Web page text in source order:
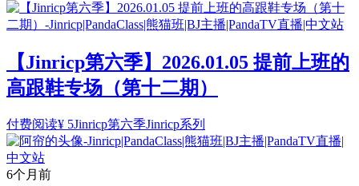
【Jinricp第六季】2026.01.05 提前上班的
高跟鞋专场（第十二期）
付费阅读¥ 5Jinricp第六季Jinricp系列
6个月前